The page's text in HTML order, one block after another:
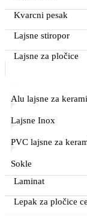
Kvarcni pesak
Lajsne stiropor
Lajsne za pločice
Alu lajsne za
Lajsne Inox
PVC lajsne za
Sokle
Laminat
Lepak za pločice